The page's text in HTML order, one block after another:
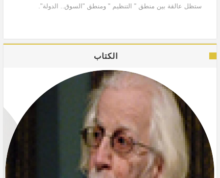
ستظل عالقة بين منطق " التنظيم " ومنطق "السوق.. الدولة".
الكتاب